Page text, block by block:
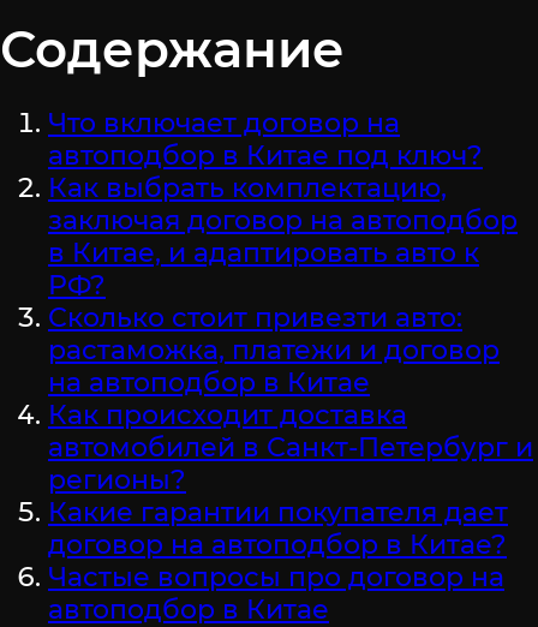
Содержание
Что включает договор на
автоподбор в Китае под ключ?
Как выбрать комплектацию,
заключая договор на автоподбор
в Китае, и адаптировать авто к
РФ?
Сколько стоит привезти авто:
растаможка, платежи и договор
на автоподбор в Китае
Как происходит доставка
автомобилей в Санкт-Петербург и
регионы?
Какие гарантии покупателя дает
договор на автоподбор в Китае?
Частые вопросы про договор на
автоподбор в Китае